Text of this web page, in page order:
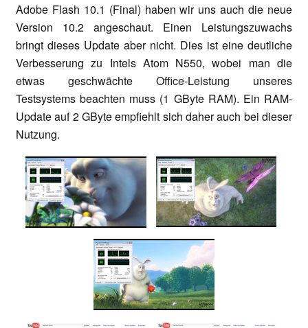
Adobe Flash 10.1 (Final) haben wir uns auch die neue
Version 10.2 angeschaut. Einen Leistungszuwachs
bringt dieses Update aber nicht. Dies ist eine deutliche
Verbesserung zu Intels Atom N550, wobei man die
etwas geschwächte Office-Leistung unseres
Testsystems beachten muss (1 GByte RAM). Ein RAM-
Update auf 2 GByte empfiehlt sich daher auch bei dieser
Nutzung.